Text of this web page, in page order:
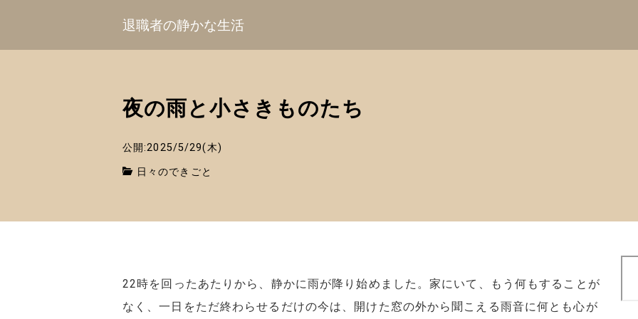
退職者の静かな生活
夜の雨と小さきものたち
公開:2025/5/29(木)
日々のできごと
22時を回ったあたりから、静かに雨が降り始めました。家にいて、もう何もすることが
なく、一日をただ終わらせるだけの今は、開けた窓の外から聞こえる雨音に何とも心が